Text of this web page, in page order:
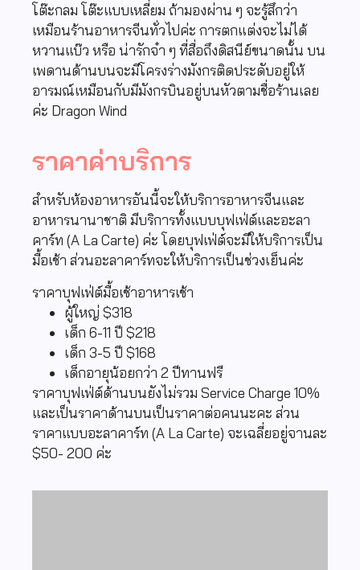
โต๊ะกลม โต๊ะแบบเหลี่ยม ถ้ามองผ่าน ๆ จะรู้สึกว่า
เหมือนร้านอาหารจีนทั่วไปค่ะ การตกแต่งจะไม่ได้
หวานแบ๊ว หรือ น่ารักจ๋า ๆ ที่สื่อถึงดิสนีย์ขนาดนั้น บน
เพดานด้านบนจะมีโครงร่างมังกรติดประดับอยู่ให้
อารมณ์เหมือนกับมีมังกรบินอยู่บนหัวตามชื่อร้านเลย
ค่ะ Dragon Wind
ราคาค่าบริการ
สำหรับห้องอาหารอันนี้จะให้บริการอาหารจีนและ
อาหารนานาชาติ มีบริการทั้งแบบบุฟเฟ่ต์และอะลา
คาร์ท (A La Carte) ค่ะ โดยบุฟเฟ่ต์จะมีให้บริการเป็น
มื้อเช้า ส่วนอะลาคาร์ทจะให้บริการเป็นช่วงเย็นค่ะ
ราคาบุฟเฟ่ต์มื้อเช้าอาหารเช้า
ผู้ใหญ่ $318
เด็ก 6-11 ปี $218
เด็ก 3-5 ปี $168
เด็กอายุน้อยกว่า 2 ปีทานฟรี
ราคาบุฟเฟ่ต์ด้านบนยังไม่รวม Service Charge 10%
และเป็นราคาด้านบนเป็นราคาต่อคนนะคะ ส่วน
ราคาแบบอะลาคาร์ท (A La Carte) จะเฉลี่ยอยู่จานละ
$50- 200 ค่ะ